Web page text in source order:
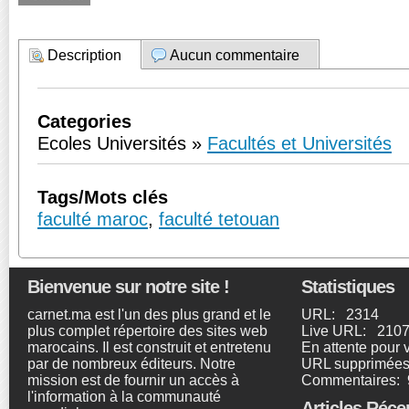
Description Aucun commentaire
Categories
Ecoles Universités » Facultés et Universités
Tags/Mots clés
faculté maroc, faculté tetouan
Bienvenue sur notre site !
carnet.ma est l'un des plus grand et le
plus complet répertoire des sites web
marocains. Il est construit et entretenu
par de nombreux éditeurs. Notre
mission est de fournir un accès à
l'information à la communauté
Statistiques
URL: 2314
Live URL: 2107
En attente pour
URL
Commentaires: